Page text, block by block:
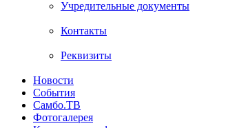
Учредительные документы
Контакты
Реквизиты
Новости
События
Самбо.ТВ
Фотогалерея